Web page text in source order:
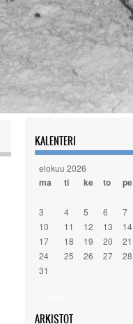
KALENTERI
elokuu 2026
ma ti ke to pe
3
4 5 6 7
10
11 12 13 14
17
18 19 20 21
24
25 26 27 28
31
ARKISTOT